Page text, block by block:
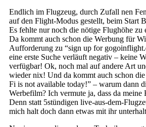
Endlich im Flugzeug, durch Zufall nen
auf den Flight-Modus gestellt, beim Start
Es fehlte nur noch die nötige Flughöhe zu
Da kommt auch schon die Werbung für
Aufforderung zu “sign up for
eine erste Suche verläuft negativ – keine
verfügbar! Ok, noch mal auf andere Art
wieder nix! Und da kommt auch schon
Fi is not available today!” – warum dann
Werbefilm? Ich vermute ja, dass da meine
Denn statt 5stündigen live-aus-dem-
mich halt doch dann etwas mit ihr